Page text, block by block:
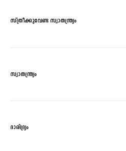
സ്ത്രീക്കുവേണ്ട സ്വാതന്ത്ര്യം
സ്വാതന്ത്ര്യം
ദാരിദ്ര്യം